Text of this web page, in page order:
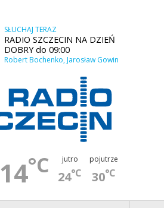
SŁUCHAJ TERAZ
RADIO SZCZECIN NA DZIEŃ
DOBRY do 09:00
Robert Bochenko, Jarosław Gowin
14°C jutro
24°C
pojutrze
30°C